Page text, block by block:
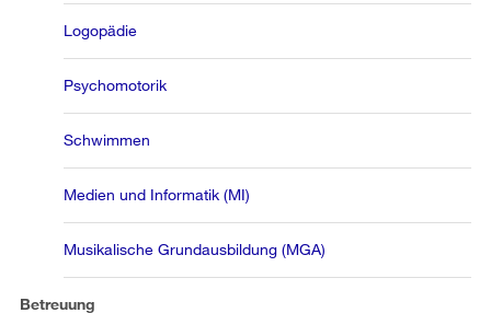
Logopädie
Psychomotorik
Schwimmen
Medien und Informatik (MI)
Musikalische Grundausbildung (MGA)
Betreuung